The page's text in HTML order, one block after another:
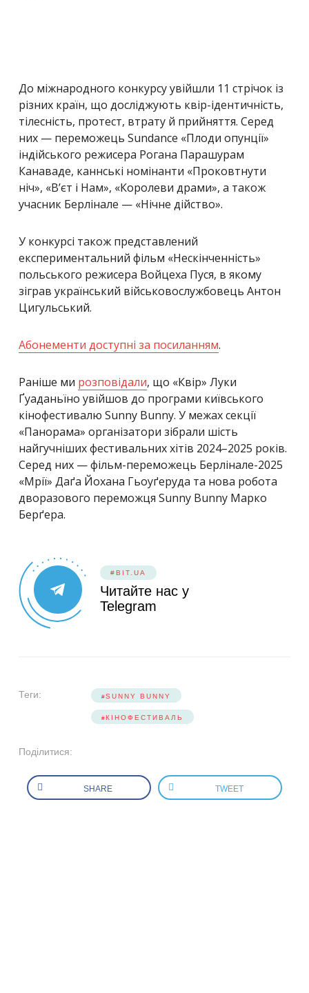
До міжнародного конкурсу увійшли 11 стрічок із
різних країн, що досліджують квір-ідентичність,
тілесність, протест, втрату й прийняття. Серед
них — переможець Sundance «Плоди опунції»
індійського режисера Рогана Парашурам
Канаваде, каннські номінанти «Проковтнути
ніч», «В’єт і Нам», «Королеви драми», а також
учасник Берлінале — «Нічне дійство».
У конкурсі також представлений
експериментальний фільм «Нескінченність»
польського режисера Войцеха Пуся, в якому
зіграв український військовослужбовець Антон
Цигульський.
Абонементи доступні за посиланням.
Раніше ми розповідали, що «Квір» Луки
Ґуаданьїно увійшов до програми київського
кінофестивалю Sunny Bunny. У межах секції
«Панорама» організатори зібрали шість
найгучніших фестивальних хітів 2024–2025 років.
Серед них — фільм-переможець Берлінале-2025
«Мрії» Даґа Йохана Гьоуґеруда та нова робота
дворазового переможця Sunny Bunny Марко
Берґера.
#BIT.UA
Читайте нас у
Telegram
Теги: SUNNY BUNNY
КІНОФЕСТИВАЛЬ
Поділитися:
SHARE TWEET